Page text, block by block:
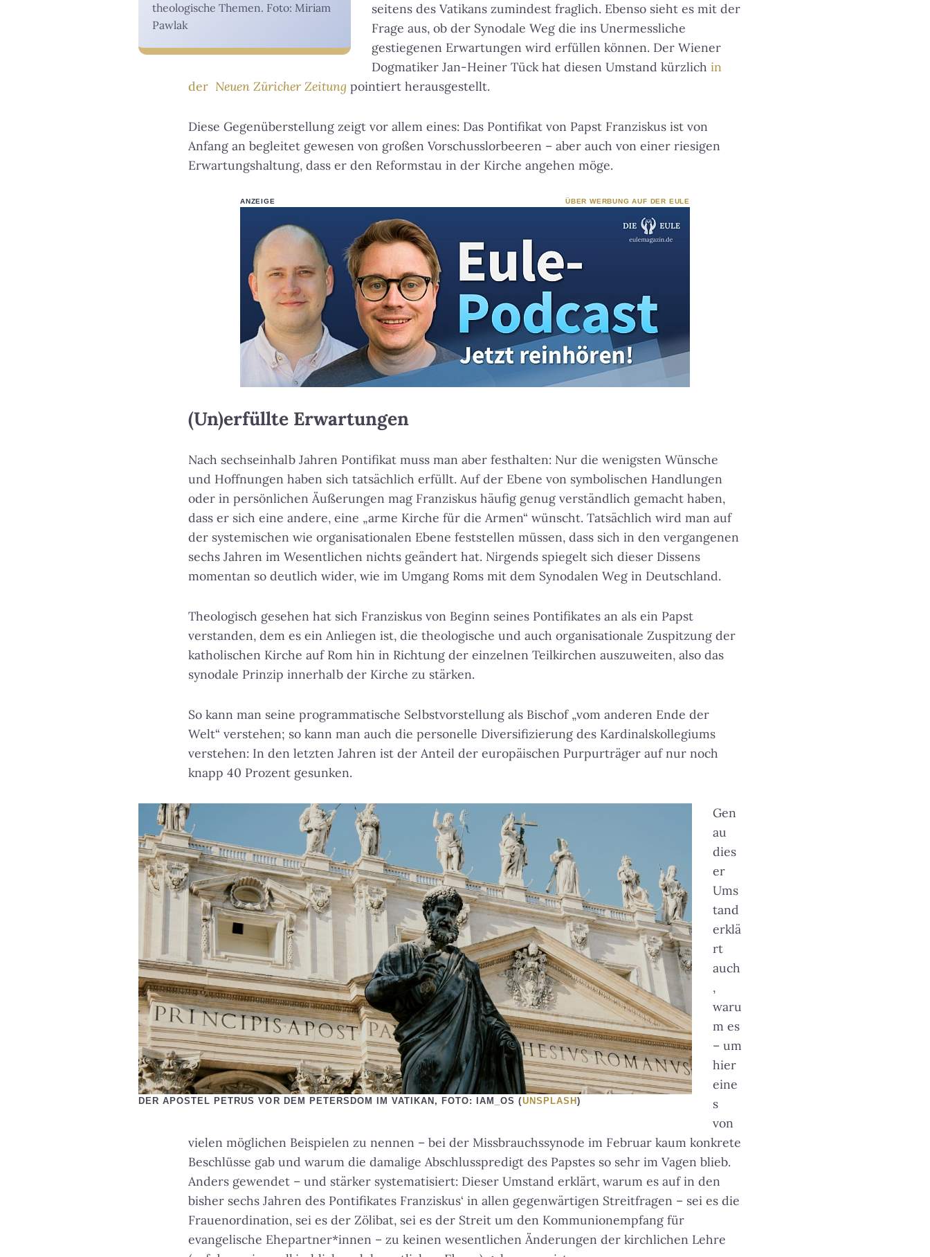
theologische Themen. Foto: Miriam
Pawlak
seitens des Vatikans zumindest fraglich. Ebenso sieht es mit der
Frage aus, ob der Synodale Weg die ins Unermessliche
gestiegenen Erwartungen wird erfüllen können. Der Wiener
Dogmatiker Jan-Heiner Tück hat diesen Umstand kürzlich in
der Neuen Züricher Zeitung pointiert herausgestellt.
Diese Gegenüberstellung zeigt vor allem eines: Das Pontifikat von Papst Franziskus ist von
Anfang an begleitet gewesen von großen Vorschusslorbeeren – aber auch von einer riesigen
Erwartungshaltung, dass er den Reformstau in der Kirche angehen möge.
ANZEIGE ÜBER WERBUNG AUF DER EULE
(Un)erfüllte Erwartungen
Nach sechseinhalb Jahren Pontifikat muss man aber festhalten: Nur die wenigsten Wünsche
und Hoffnungen haben sich tatsächlich erfüllt. Auf der Ebene von symbolischen Handlungen
oder in persönlichen Äußerungen mag Franziskus häufig genug verständlich gemacht haben,
dass er sich eine andere, eine „arme Kirche für die Armen“ wünscht. Tatsächlich wird man auf
der systemischen wie organisationalen Ebene feststellen müssen, dass sich in den vergangenen
sechs Jahren im Wesentlichen nichts geändert hat. Nirgends spiegelt sich dieser Dissens
momentan so deutlich wider, wie im Umgang Roms mit dem Synodalen Weg in Deutschland.
Theologisch gesehen hat sich Franziskus von Beginn seines Pontifikates an als ein Papst
verstanden, dem es ein Anliegen ist, die theologische und auch organisationale Zuspitzung der
katholischen Kirche auf Rom hin in Richtung der einzelnen Teilkirchen auszuweiten, also das
synodale Prinzip innerhalb der Kirche zu stärken.
So kann man seine programmatische Selbstvorstellung als Bischof „vom anderen Ende der
Welt“ verstehen; so kann man auch die personelle Diversifizierung des Kardinalskollegiums
verstehen: In den letzten Jahren ist der Anteil der europäischen Purpurträger auf nur noch
knapp 40 Prozent gesunken.
DER APOSTEL PETRUS VOR DEM PETERSDOM IM VATIKAN, FOTO: IAM_OS (UNSPLASH)
Gen
au
dies
er
Ums
tand
erklä
rt
auch
,
waru
m es
– um
hier
eine
s
von
vielen möglichen Beispielen zu nennen – bei der Missbrauchssynode im Februar kaum konkrete
Beschlüsse gab und warum die damalige Abschlusspredigt des Papstes so sehr im Vagen blieb.
Anders gewendet – und stärker systematisiert: Dieser Umstand erklärt, warum es auf in den
bisher sechs Jahren des Pontifikates Franziskus‘ in allen gegenwärtigen Streitfragen – sei es die
Frauenordination, sei es der Zölibat, sei es der Streit um den Kommunionempfang für
evangelische Ehepartner*innen – zu keinen wesentlichen Änderungen der kirchlichen Lehre